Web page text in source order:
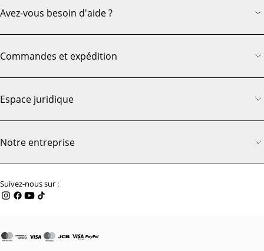
Avez-vous besoin d'aide ?
Commandes et expédition
Espace juridique
Notre entreprise
Suivez-nous sur :